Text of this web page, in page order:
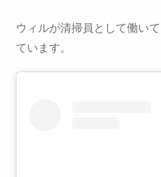
ウィルが清掃員として働い
ています。